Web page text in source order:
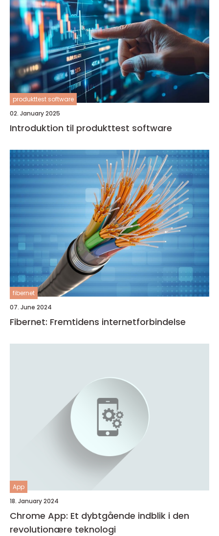
produkttest software
02. January 2025
Introduktion til produkttest software
fibernet
07. June 2024
Fibernet: Fremtidens internetforbindelse
App
18. January 2024
Chrome App: Et dybtgående indblik i den
revolutionære teknologi